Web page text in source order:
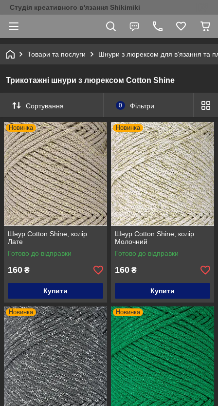
Студія креативного в'язання Shikimiki
Товари та послуги Шнури з люрексом для в'язання та
Трикотажні шнури з люрексом Cotton Shine
Сортування 0 Фільтри
Новинка
Шнур Cotton Shine, колір
Лате
Готово до відправки
160 ₴
Купити
Новинка
Шнур Cotton Shine, колір
Молочний
Готово до відправки
160 ₴
Купити
Новинка Новинка